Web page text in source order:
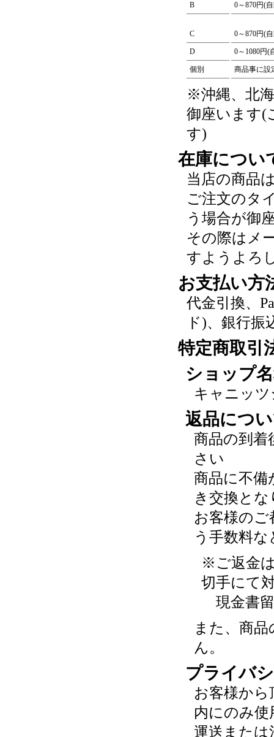
B 0～870円(
C 0～870円(
D 0～1080円(
個別 商品事に設
※沖縄、北
御座います(
す)
在庫につい
当店の商品
ご注文のタ
う場合が御
その際はメ
すようよろ
お支払い方
代金引換、
ド)、銀行振
特定商取引
ショップ
キャニッ
返品につ
商品の到着
さい
商品に不備
き交換と
お客様のご
う手数料
※ご返金
切手にて
現金書
また、商
ん。
プライバ
お客様か
内にのみ
運送または